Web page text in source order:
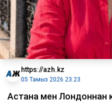
https://azh.kz
05 Тамыз 2026 23:23
Астана мен Лондоннан